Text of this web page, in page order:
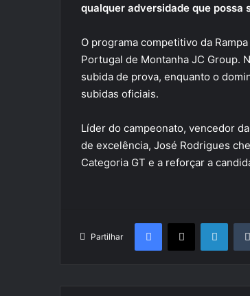
qualquer adversidade que possa
O programa competitivo da
Portugal de Montanha JC Group.
subida de prova, enquanto o
subidas oficiais.
Líder do campeonato, vencedor
de excelência, José Rodrigues
Categoria GT e a reforçar a
Partilhar
Facebook
X